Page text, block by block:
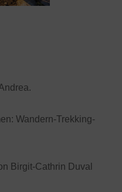
Wandern-Trekking-
Birgit-Cathrin Duval